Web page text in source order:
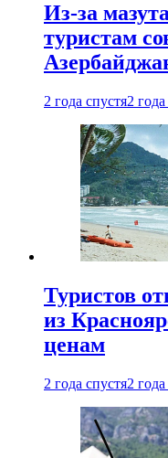
Из-за
туристам
2 года спустя2
Туристов
из
ценам
2 года спустя2